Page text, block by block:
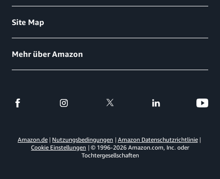
Site Map
Mehr über Amazon
Amazon.de Nutzungsbedingungen
Amazon Datenschutzrichtlinie
Cookie Einstellungen
© 1996-2026 Amazon.com, Inc. oder
Tochtergesellschaften